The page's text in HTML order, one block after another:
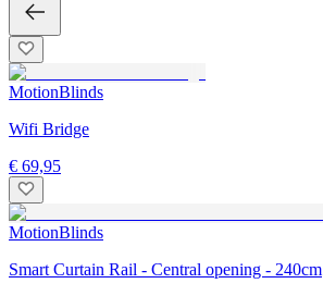
MotionBlinds
Wifi Bridge
€ 69,95
MotionBlinds
Smart Curtain Rail - Central opening - 240cm